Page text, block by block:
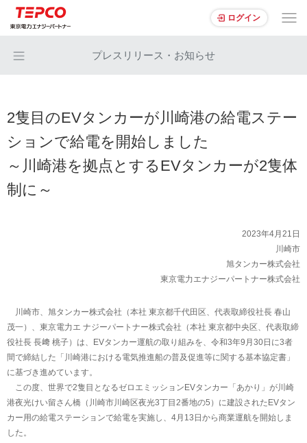
ログイン
プレスリリース・お知らせ
2隻目のEVタンカーが川崎港の給電ステー
ションで給電を開始しました
～川崎港を拠点とするEVタンカーが2隻体
制に～
2023年4月21日
川崎市
旭タンカー株式会社
東京電力エナジーパートナー株式会社
川崎市、旭タンカー株式会社（本社 東京都千代田区、代表取締役社長 春山
茂一）、東京電力エ ナジーパートナー株式会社（本社 東京都中央区、代表取締
役社長 長﨑 桃子）は、EVタンカー運航の取り組みを、令和3年9月30日に3者
間で締結した「川崎港における電気推進船の普及促進等に関する基本協定書」
に基づき進めています。
この度、世界で2隻目となるゼロエミッションEVタンカー「あかり」が川崎
港夜光けい留さん橋（川崎市川崎区夜光3丁目2番地の5）に建設されたEVタン
カー用の給電ステーションで給電を実施し、4月13日から商業運航を開始しま
した。